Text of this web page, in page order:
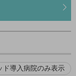
スキップという地域の
ができる居場所を提供
は分娩については総合
などがあります。
ド導入病院のみ表示